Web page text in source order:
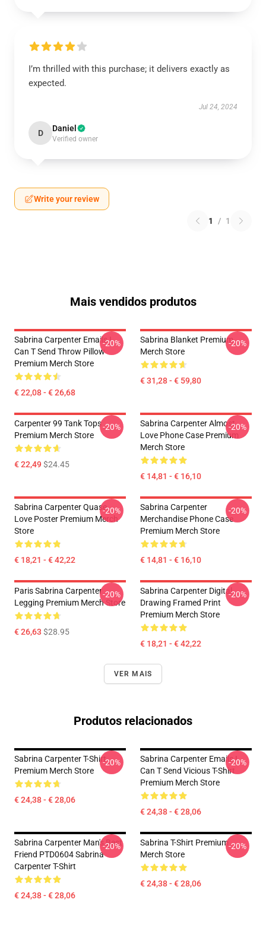
I’m thrilled with this purchase; it delivers exactly as
expected.
Jul 24, 2024
D Daniel
Verified owner
Write your review
1 / 1
Mais vendidos produtos
Sabrina Carpenter Emails I
Can T Send Throw Pillow
Premium Merch Store
€ 22,08 - € 26,68
-20%
Sabrina Blanket Premium
Merch Store
€ 31,28 - € 59,80
-20%
Carpenter 99 Tank Tops
Premium Merch Store
€ 22,49$24.45
-20%
Sabrina Carpenter Almost
Love Phone Case Premium
Merch Store
€ 14,81 - € 16,10
-20%
Sabrina Carpenter Quase
Love Poster Premium Merch
Store
€ 18,21 - € 42,22
-20%
Sabrina Carpenter
Merchandise Phone Case
Premium Merch Store
€ 14,81 - € 16,10
-20%
Paris Sabrina Carpenter
Legging Premium Merch Store
€ 26,63 $28.95
-20%
Sabrina Carpenter Digital
Drawing Framed Print
Premium Merch Store
€ 18,21 - € 42,22
-20%
VER MAIS
Produtos relacionados
Sabrina Carpenter T-Shirt
Premium Merch Store
€ 24,38 - € 28,06
-20%
Sabrina Carpenter Emails I
Can T Send Vicious T-Shirt
Premium Merch Store
€ 24,38 - € 28,06
-20%
Sabrina Carpenter Man's Best
Friend PTD0604 Sabrina
Carpenter T-Shirt
€ 24,38 - € 28,06
-20%
Sabrina T-Shirt Premium
Merch Store
€ 24,38 - € 28,06
-20%